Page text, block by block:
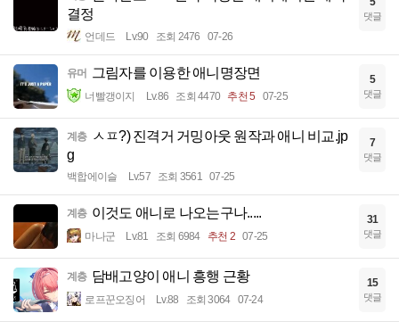
결정
언데드 Lv.90 조회 2476 07-26
댓글
유머 그림자를 이용한 애니명장면
너빨갱이지 Lv.86 조회 4470 추천 5 07-25
5
댓글
계층 ㅅㅍ?) 진격거 거밍아웃 원작과 애니 비교.jp
g
백합에이슬 Lv.57 조회 3561 07-25
7
댓글
계층 이것도 애니로 나오는구나.....
마나군 Lv.81 조회 6984 추천 2 07-25
31
댓글
계층 담배고양이 애니 흥행 근황
로프꾼오징어 Lv.88 조회 3064 07-24
15
댓글